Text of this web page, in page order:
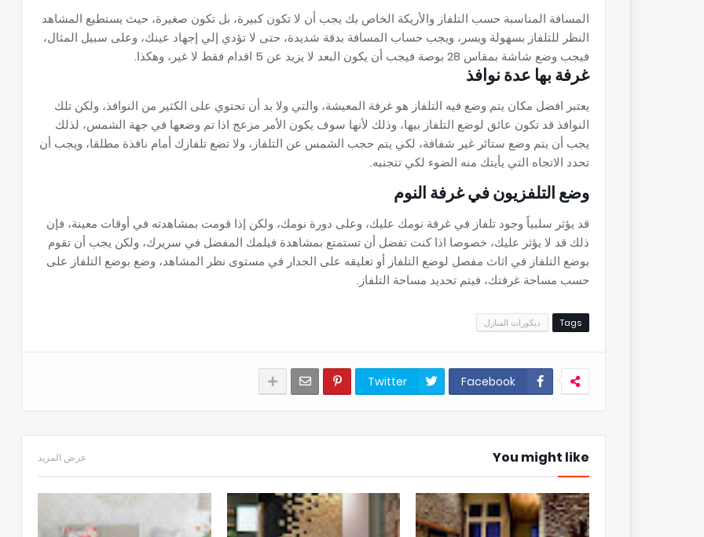
المسافة المناسبة حسب التلفاز والأريكة الخاص بك يجب أن لا تكون كبيرة، بل تكون صغيرة، حيث يستطيع المشاهد
النظر للتلفاز بسهولة ويسر، ويجب حساب المسافة بدقة شديدة، حتى لا تؤدي إلي إجهاد عينك، وعلى سبيل المثال،
فيجب وضع شاشة بمقاس 28 بوصة فيجب أن يكون البعد لا يزيد عن 5 اقدام فقط لا غير، وهكذا.
غرفة بها عدة نوافذ
يعتبر افضل مكان يتم وضع فيه التلفاز هو غرفة المعيشة، والتي ولا بد أن تحتوي على الكثير من النوافذ، ولكن تلك
النوافذ قد تكون عائق لوضع التلفاز بيها، وذلك لأنها سوف يكون الأمر مزعج اذا تم وضعها في جهة الشمس، لذلك
يجب أن يتم وضع ستائر غير شفافة، لكي يتم حجب الشمس عن التلفاز، ولا تضع تلفازك أمام نافذة مطلقا، ويجب أن
تحدد الاتجاه التي يأيتك منه الضوء لكي تتجنبه.
وضع التلفزيون في غرفة النوم
قد يؤثر سلبياً وجود تلفاز في غرفة نومك عليك، وعلى دورة نومك، ولكن إذا قومت بمشاهدته في أوقات معينة، فإن
ذلك قد لا يؤثر عليك، خصوصا اذا كنت تفضل أن تستمتع بمشاهدة فيلمك المفضل في سريرك، ولكن يجب أن تقوم
بوضع التلفاز في اثاث مفصل لوضع التلفاز أو تعليقه على الجدار في مستوى نظر المشاهد، وضع بوضع التلفاز على
حسب مساحة غرفتك، فيتم تحديد مساحة التلفاز.
Tags ديكورات المنازل
Facebook
Twitter
You might like عرض المزيد